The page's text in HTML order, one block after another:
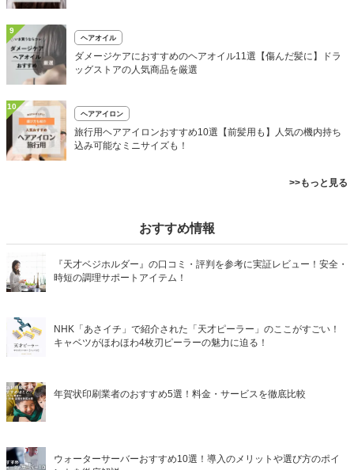
9
ヘアオイル
ダメージケアにおすすめのヘアオイル11選【傷んだ髪に】ドラ
ッグストアの人気商品を厳選
10
ヘアアイロン
旅行用ヘアアイロンおすすめ10選【前髪用も】人気の機内持ち
込み可能なミニサイズも！
>>もっと見る
おすすめ情報
『天才ベジホルダー』の口コミ・評判を参考に実証レビュー！安全・
時短の調理サポートアイテム！
NHK「あさイチ」で紹介された「天才ピーラー」のここがすごい！
キャベツがほわほわ4枚刃ピーラーの魅力に迫る！
年賀状印刷業者のおすすめ5選！料金・サービスを徹底比較
ウォーターサーバーおすすめ10選！導入のメリットや選び方のポイ